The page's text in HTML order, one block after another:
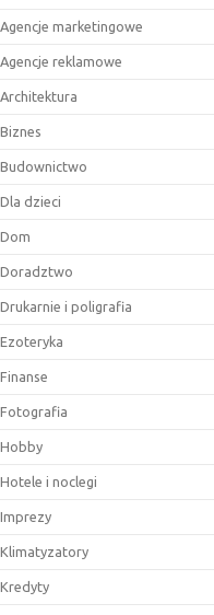
Agencje marketingowe
Agencje reklamowe
Architektura
Biznes
Budownictwo
Dla dzieci
Dom
Doradztwo
Drukarnie i poligrafia
Ezoteryka
Finanse
Fotografia
Hobby
Hotele i noclegi
Imprezy
Klimatyzatory
Kredyty